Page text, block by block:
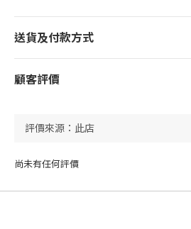
送貨及付款方式
顧客評價
尚未有任何評價